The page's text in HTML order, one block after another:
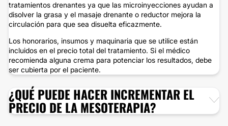
tratamientos drenantes ya que las microinyecciones ayudan a
disolver la grasa y el masaje drenante o reductor mejora la
circulación para que sea disuelta eficazmente.
Los honorarios, insumos y maquinaria que se utilice están
incluidos en el precio total del tratamiento. Si el médico
recomienda alguna crema para potenciar los resultados, debe
ser cubierta por el paciente.
¿QUÉ PUEDE HACER INCREMENTAR EL
PRECIO DE LA MESOTERAPIA?